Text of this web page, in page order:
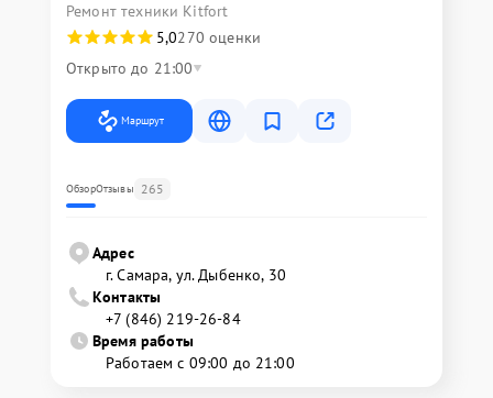
Ремонт техники Kitfort
5,0270 оценки
Открыто до 21:00
Маршрут
ОбзорОтзывы 265
Адрес
г. Самара, ул. Дыбенко, 30
Контакты
+7 (846) 219-26-84
Время работы
Работаем с 09:00 до 21:00